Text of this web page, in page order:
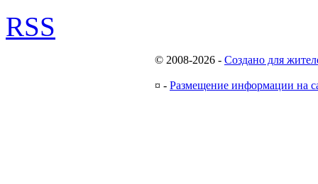
RSS
© 2008-2026 - Создано для
¤ - Размещение информации на